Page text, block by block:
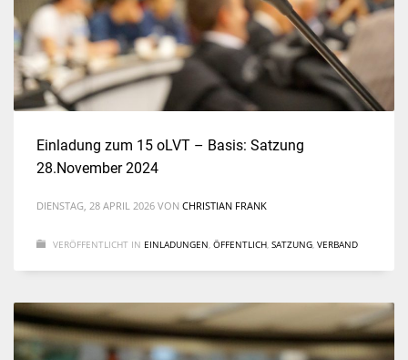
Einladung zum 15 oLVT – Basis: Satzung
28.November 2024
DIENSTAG, 28 APRIL 2026 VON CHRISTIAN FRANK
VERÖFFENTLICHT IN EINLADUNGEN, ÖFFENTLICH, SATZUNG, VERBAND